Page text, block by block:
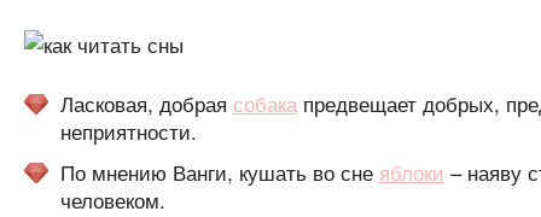
Ласковая, добрая собакапредвещает добрых,
неприятности.
По мнению Ванги, кушать во сне яблоки – наяву
человеком.